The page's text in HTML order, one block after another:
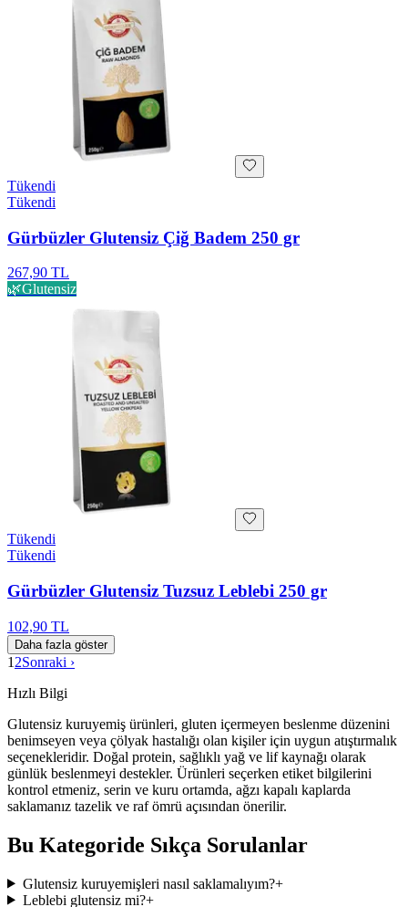
Tükendi
Tükendi
Gürbüzler Glutensiz Çiğ Badem 250 gr
267,90 TL
🌿Glutensiz
Tükendi
Tükendi
Gürbüzler Glutensiz Tuzsuz Leblebi 250 gr
102,90 TL
Daha fazla göster
1 2Sonraki ›
Hızlı Bilgi
Glutensiz kuruyemiş ürünleri, gluten içermeyen beslenme düzenini
benimseyen veya çölyak hastalığı olan kişiler için uygun atıştırmalık
seçenekleridir. Doğal protein, sağlıklı yağ ve lif kaynağı olarak
günlük beslenmeyi destekler. Ürünleri seçerken etiket bilgilerini
kontrol etmeniz, serin ve kuru ortamda, ağzı kapalı kaplarda
saklamanız tazelik ve raf ömrü açısından önerilir.
Bu Kategoride Sıkça Sorulanlar
Glutensiz kuruyemişleri nasıl saklamalıyım?+
Leblebi glutensiz mi?+